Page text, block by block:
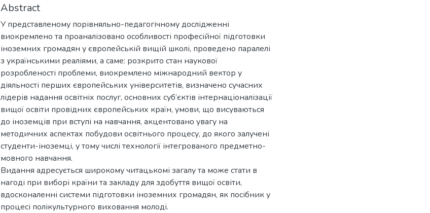
Abstract
У представленому порівняльно-педагогічному дослідженні
виокремлено та проаналізовано особливості професійної підготовки
іноземних громадян у європейській вищій школі, проведено паралелі
з українськими реаліями, а саме: розкрито стан наукової
розробленості проблеми, виокремлено міжнародний вектор у
діяльності перших європейських університетів, визначено сучасних
лідерів надання освітніх послуг, основних суб’єктів інтернаціоналізації
вищої освіти провідних європейських країн, умови, що висуваються
до іноземців при вступі на навчання, акцентовано увагу на
методичних аспектах побудови освітнього процесу, до якого залучені
студенти-іноземці, у тому числі технології інтегрованого предметно-
мовного навчання.
Видання адресується широкому читацькомі загалу та може стати в
нагоді при виборі країни та закладу для здобуття вищої освіти,
вдосконаленні системи підготовки іноземних громадян, як посібник у
процесі полікультурного виховання молоді.